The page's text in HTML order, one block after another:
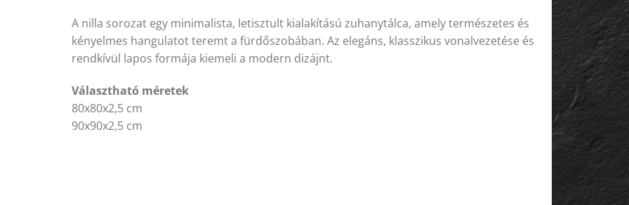
A nilla sorozat egy minimalista, letisztult kialakítású zuhanytálca, amely természetes és
kényelmes hangulatot teremt a fürdőszobában. Az elegáns, klasszikus vonalvezetése és
rendkívül lapos formája kiemeli a modern dizájnt.
Választható méretek
80x80x2,5 cm
90x90x2,5 cm